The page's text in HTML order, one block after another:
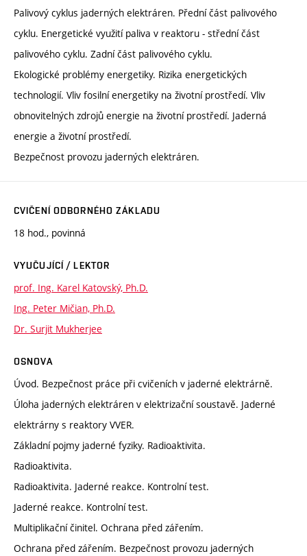
Palivový cyklus jaderných elektráren. Přední část palivového
cyklu. Energetické využití paliva v reaktoru - střední část
palivového cyklu. Zadní část palivového cyklu.
Ekologické problémy energetiky. Rizika energetických
technologií. Vliv fosilní energetiky na životní prostředí. Vliv
obnovitelných zdrojů energie na životní prostředí. Jaderná
energie a životní prostředí.
Bezpečnost provozu jaderných elektráren.
CVIČENÍ ODBORNÉHO ZÁKLADU
18 hod., povinná
VYUČUJÍCÍ / LEKTOR
prof. Ing. Karel Katovský, Ph.D.
Ing. Peter Mičian, Ph.D.
Dr. Surjit Mukherjee
OSNOVA
Úvod. Bezpečnost práce při cvičeních v jaderné elektrárně.
Úloha jaderných elektráren v elektrizační soustavě. Jaderné
elektrárny s reaktory VVER.
Základní pojmy jaderné fyziky. Radioaktivita.
Radioaktivita.
Radioaktivita. Jaderné reakce. Kontrolní test.
Jaderné reakce. Kontrolní test.
Multiplikační činitel. Ochrana před zářením.
Ochrana před zářením. Bezpečnost provozu jaderných